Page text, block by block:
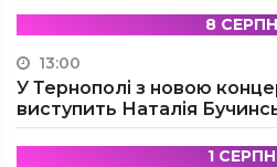
8
13:00
У Тернополі з новою
виступить Наталія
1